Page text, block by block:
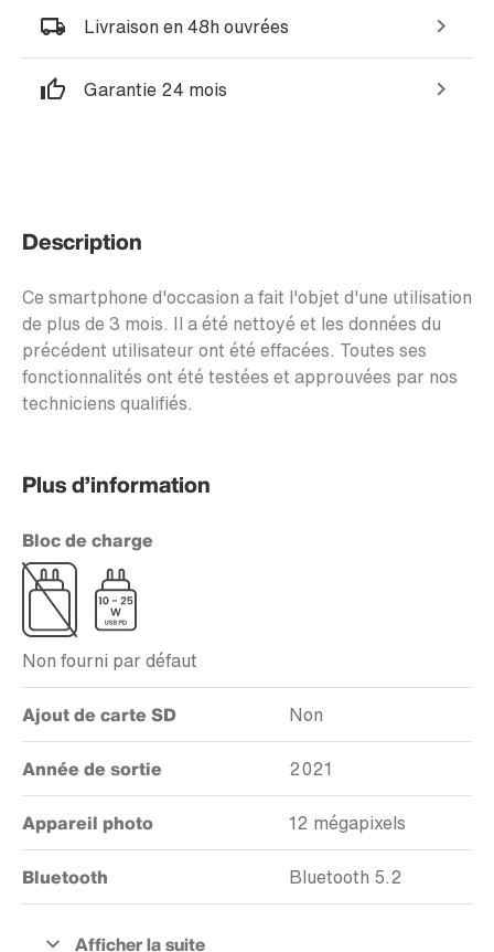
Livraison en 48h ouvrées
Garantie 24 mois
Description
Ce smartphone d'occasion a fait l'objet d'une utilisation
de plus de 3 mois. Il a été nettoyé et les données du
précédent utilisateur ont été effacées. Toutes ses
fonctionnalités ont été testées et approuvées par nos
techniciens qualifiés.
Plus d’information
Bloc de charge
Non fourni par défaut
Ajout de carte SD Non
Année de sortie 2021
Appareil photo 12 mégapixels
Bluetooth Bluetooth 5.2